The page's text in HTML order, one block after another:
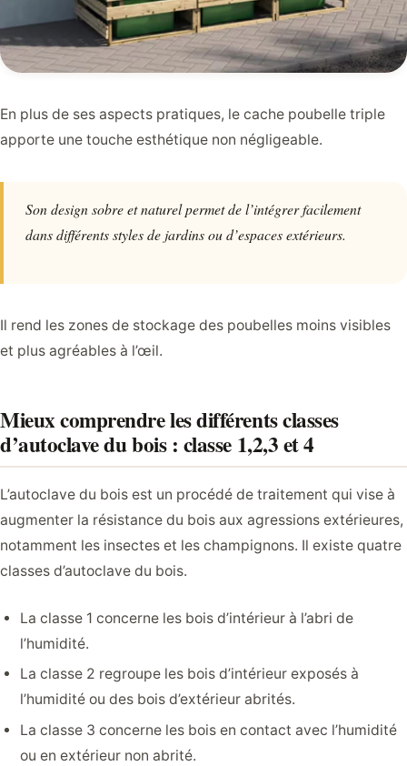
En plus de ses aspects pratiques, le cache poubelle triple
apporte une touche esthétique non négligeable.
Son design sobre et naturel permet de l’intégrer facilement
dans différents styles de jardins ou d’espaces extérieurs.
Il rend les zones de stockage des poubelles moins visibles
et plus agréables à l’œil.
Mieux comprendre les différents classes
d’autoclave du bois : classe 1,2,3 et 4
L’autoclave du bois est un procédé de traitement qui vise à
augmenter la résistance du bois aux agressions extérieures,
notamment les insectes et les champignons. Il existe quatre
classes d’autoclave du bois.
La classe 1 concerne les bois d’intérieur à l’abri de
l’humidité.
La classe 2 regroupe les bois d’intérieur exposés à
l’humidité ou des bois d’extérieur abrités.
La classe 3 concerne les bois en contact avec l’humidité
ou en extérieur non abrité.